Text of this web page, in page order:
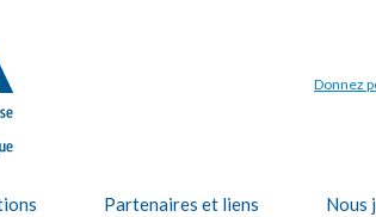
Donnez
Partenaires et liens Nous